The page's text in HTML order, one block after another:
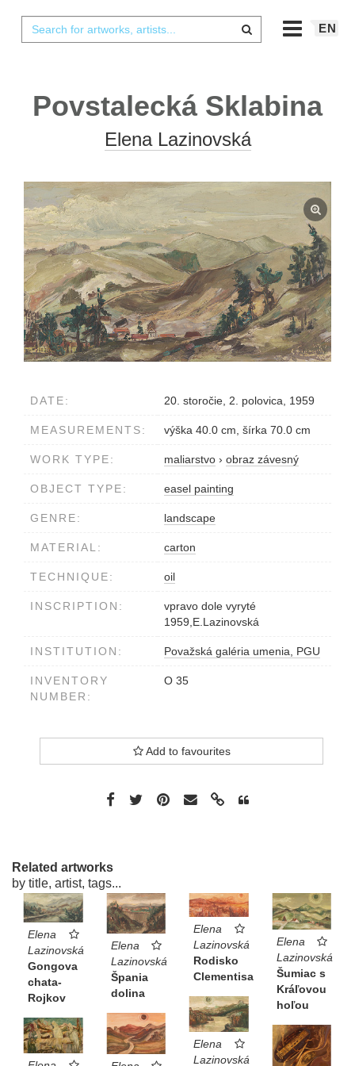
EN
Povstalecká Sklabina
Elena Lazinovská
DATE: 20. storočie, 2. polovica, 1959
MEASUREMENTS: výška 40.0 cm, šírka 70.0 cm
WORK TYPE: maliarstvo › obraz závesný
OBJECT TYPE: easel painting
GENRE: landscape
MATERIAL: carton
TECHNIQUE: oil
INSCRIPTION:
vpravo dole vyryté
1959,E.Lazinovská
INSTITUTION: Považská galéria umenia, PGU
INVENTORY
NUMBER:
O 35
Add to favourites
Related artworks
by title, artist, tags...
Elena
Lazinovská
Gongova
chata-
Rojkov
Elena
Lazinovská
Špania
dolina
Elena
Lazinovská
Rodisko
Clementisa
Elena
Lazinovská
Šumiac s
Kráľovou
hoľou
Elena
Lazinovská